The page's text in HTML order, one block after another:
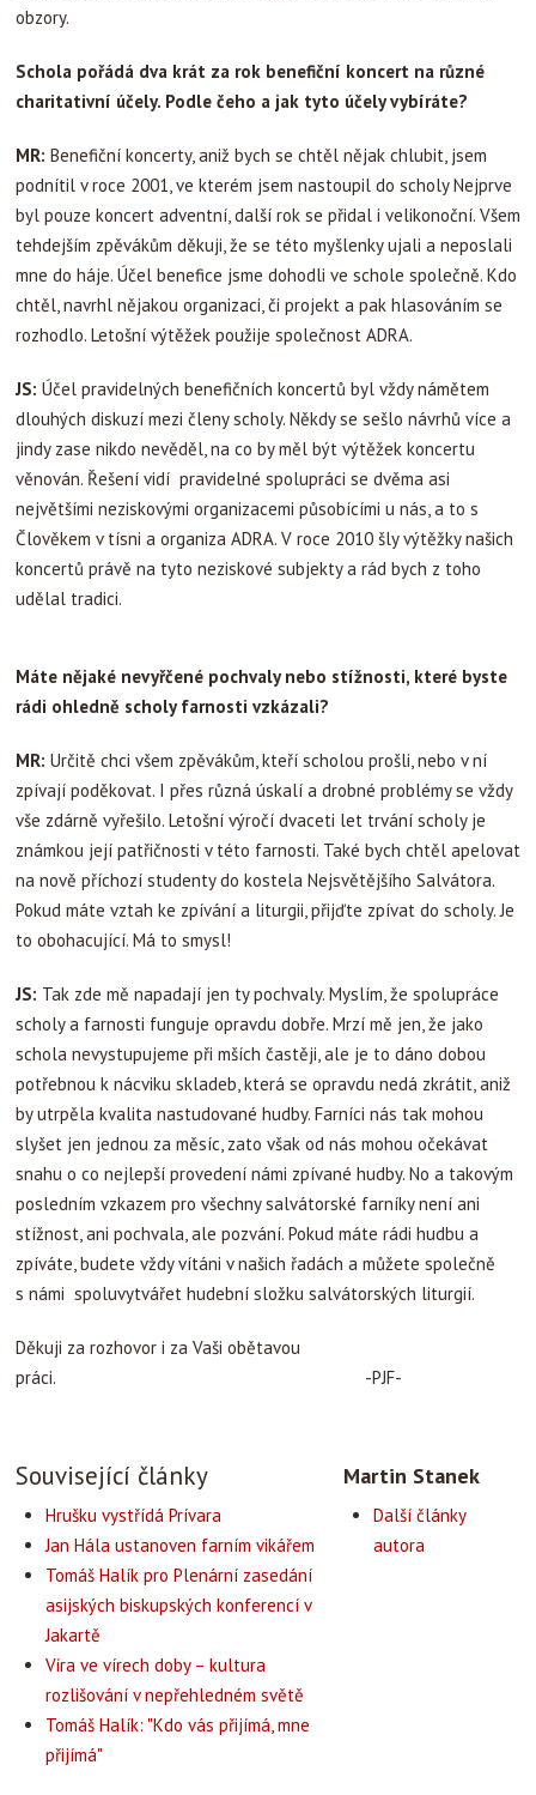
obzory.
Schola pořádá dva krát za rok benefiční koncert na různé
charitativní účely. Podle čeho a jak tyto účely vybíráte?
MR: Benefiční koncerty, aniž bych se chtěl nějak chlubit, jsem
podnítil v roce 2001, ve kterém jsem nastoupil do scholy Nejprve
byl pouze koncert adventní, další rok se přidal i velikonoční. Všem
tehdejším zpěvákům děkuji, že se této myšlenky ujali a neposlali
mne do háje. Účel benefice jsme dohodli ve schole společně. Kdo
chtěl, navrhl nějakou organizaci, či projekt a pak hlasováním se
rozhodlo. Letošní výtěžek použije společnost ADRA.
JS: Účel pravidelných benefičních koncertů byl vždy námětem
dlouhých diskuzí mezi členy scholy. Někdy se sešlo návrhů více a
jindy zase nikdo nevěděl, na co by měl být výtěžek koncertu
věnován. Řešení vidí pravidelné spolupráci se dvěma asi
největšími neziskovými organizacemi působícími u nás, a to s
Člověkem v tísni a organiza ADRA. V roce 2010 šly výtěžky našich
koncertů právě na tyto neziskové subjekty a rád bych z toho
udělal tradici.
Máte nějaké nevyřčené pochvaly nebo stížnosti, které byste
rádi ohledně scholy farnosti vzkázali?
MR: Určitě chci všem zpěvákům, kteří scholou prošli, nebo v ní
zpívají poděkovat. I přes různá úskalí a drobné problémy se vždy
vše zdárně vyřešilo. Letošní výročí dvaceti let trvání scholy je
známkou její patřičnosti v této farnosti. Také bych chtěl apelovat
na nově příchozí studenty do kostela Nejsvětějšího Salvátora.
Pokud máte vztah ke zpívání a liturgii, přijďte zpívat do scholy. Je
to obohacující. Má to smysl!
JS: Tak zde mě napadají jen ty pochvaly. Myslím, že spolupráce
scholy a farnosti funguje opravdu dobře. Mrzí mě jen, že jako
schola nevystupujeme při mších častěji, ale je to dáno dobou
potřebnou k nácviku skladeb, která se opravdu nedá zkrátit, aniž
by utrpěla kvalita nastudované hudby. Farníci nás tak mohou
slyšet jen jednou za měsíc, zato však od nás mohou očekávat
snahu o co nejlepší provedení námi zpívané hudby. No a takovým
posledním vzkazem pro všechny salvátorské farníky není ani
stížnost, ani pochvala, ale pozvání. Pokud máte rádi hudbu a
zpíváte, budete vždy vítáni v našich řadách a můžete společně
s námi spoluvytvářet hudební složku salvátorských liturgií.
Děkuji za rozhovor i za Vaši obětavou
práci. -PJF-
Související články
Hrušku vystřídá Prívara
Jan Hála ustanoven farním vikářem
Tomáš Halík pro Plenární zasedání
asijských biskupských konferencí v
Jakartě
Víra ve vírech doby – kultura
rozlišování v nepřehledném světě
Tomáš Halík: "Kdo vás přijímá, mne
přijímá"
Martin Stanek
Další články
autora